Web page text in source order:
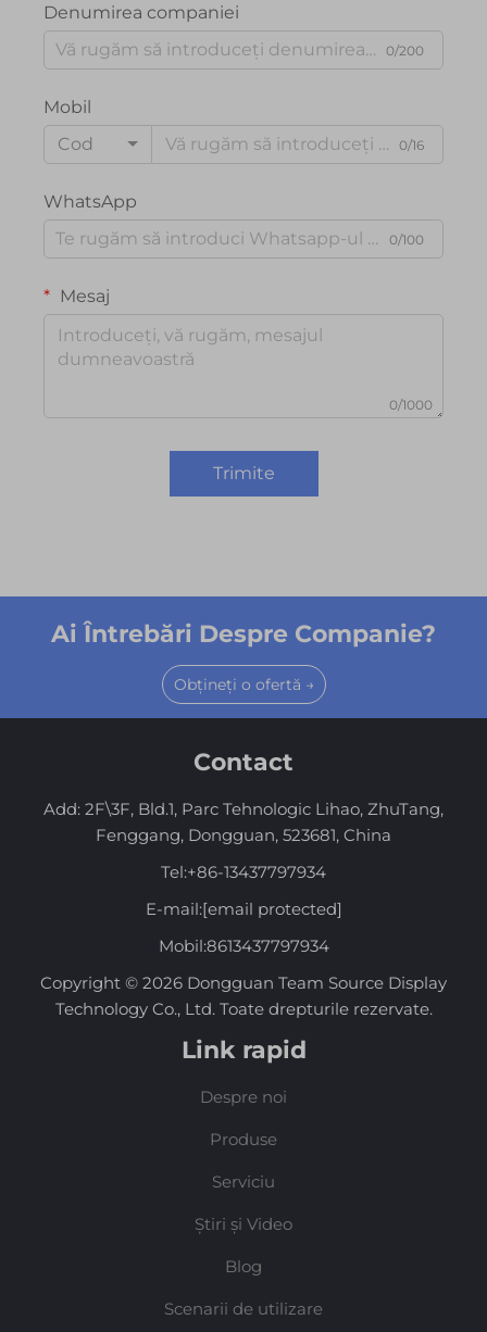
Denumirea companiei
0/200
Mobil
Cod
0/16
WhatsApp
0/100
Mesaj
0/1000
Trimite
Ai Întrebări Despre Companie?
Obțineți o ofertă →
Contact
Add: 2F\3F, Bld.1, Parc Tehnologic Lihao, ZhuTang,
Fenggang, Dongguan, 523681, China
Tel:+86-13437797934
E-mail:[email protected]
Mobil:8613437797934
Copyright © 2026 Dongguan Team Source Display
Technology Co., Ltd. Toate drepturile rezervate.
Link rapid
Despre noi
Produse
Serviciu
Știri și Video
Blog
Scenarii de utilizare